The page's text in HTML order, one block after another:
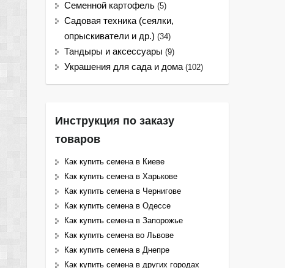
Семенной картофель (5)
Садовая техника (сеялки,
опрыскиватели и др.) (34)
Тандыры и аксессуары (9)
Украшения для сада и дома (102)
Инструкция по заказу
товаров
Как купить семена в Киеве
Как купить семена в Харькове
Как купить семена в Чернигове
Как купить семена в Одессе
Как купить семена в Запорожье
Как купить семена во Львове
Как купить семена в Днепре
Как купить семена в других городах